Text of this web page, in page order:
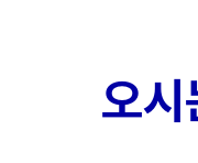
오시